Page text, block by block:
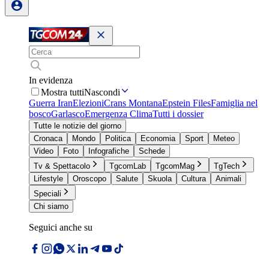
In evidenza
Mostra tuttiNascondi
Guerra IranElezioniCrans MontanaEpstein FilesFamiglia nel
boscoGarlascoEmergenza ClimaTutti i dossier
Tutte le notizie del giorno
Cronaca
Mondo Politica Economia Sport
Meteo
Video
Foto Infografiche
Schede
Tv & Spettacolo
TgcomLab TgcomMag
TgTech
Lifestyle
Oroscopo Salute Skuola Cultura
Animali
Speciali
Chi siamo
Seguici anche su